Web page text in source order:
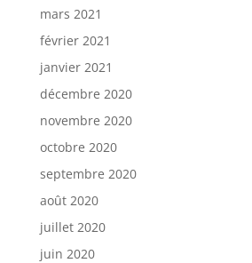
mars 2021
février 2021
janvier 2021
décembre 2020
novembre 2020
octobre 2020
septembre 2020
août 2020
juillet 2020
juin 2020